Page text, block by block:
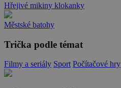
Hřejivé mikiny klokanky
Městské batohy
Trička podle témat
Filmy a seriály Sport Počítačové hry